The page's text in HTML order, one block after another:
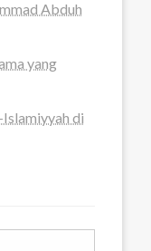
Abduh
yang
di